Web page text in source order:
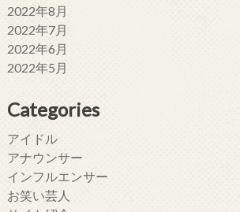
2022年8月
2022年7月
2022年6月
2022年5月
Categories
アイドル
アナウンサー
インフルエンサー
お笑い芸人